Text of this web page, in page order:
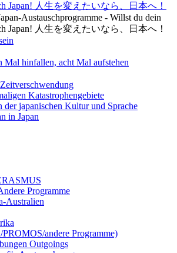
Japan! 人生を変えたいなら、日本へ！
Austauschprogramme - Willst du dein
Japan! 人生を変えたいなら、日本へ！
hinfallen, acht Mal aufstehen
Katastrophengebiete
der japanischen Kultur und Sprache
in Japan
Programme
Australien
andere Programme)
Outgoings